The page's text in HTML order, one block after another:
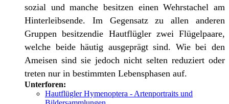
sozial und manche besitzen einen Wehrstachel am
Hinterleibsende. Im Gegensatz zu allen anderen
Gruppen besitzendie Hautflügler zwei Flügelpaare,
welche beide häutig ausgeprägt sind. Wie bei den
Ameisen sind sie jedoch nicht selten reduziert oder
treten nur in bestimmten Lebensphasen auf.
Unterforen:
Hautflügler Hymenoptera - Artenportraits und